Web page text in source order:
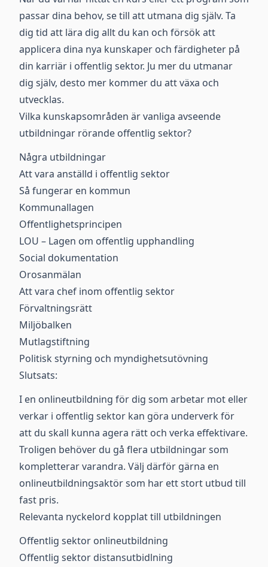
passar dina behov, se till att utmana dig själv. Ta
dig tid att lära dig allt du kan och försök att
applicera dina nya kunskaper och färdigheter på
din karriär i offentlig sektor. Ju mer du utmanar
dig själv, desto mer kommer du att växa och
utvecklas.
Vilka kunskapsområden är vanliga avseende
utbildningar rörande offentlig sektor?
Några utbildningar
Att vara anställd i offentlig sektor
Så fungerar en kommun
Kommunallagen
Offentlighetsprincipen
LOU – Lagen om offentlig upphandling
Social dokumentation
Orosanmälan
Att vara chef inom offentlig sektor
Förvaltningsrätt
Miljöbalken
Mutlagstiftning
Politisk styrning och myndighetsutövning
Slutsats:
I en onlineutbildning för dig som arbetar mot eller
verkar i offentlig sektor kan göra underverk för
att du skall kunna agera rätt och verka effektivare.
Troligen behöver du gå flera utbildningar som
kompletterar varandra. Välj därför gärna en
onlineutbildningsaktör som har ett stort utbud till
fast pris.
Relevanta nyckelord kopplat till utbildningen
Offentlig sektor onlineutbildning
Offentlig sektor distansutbidlning